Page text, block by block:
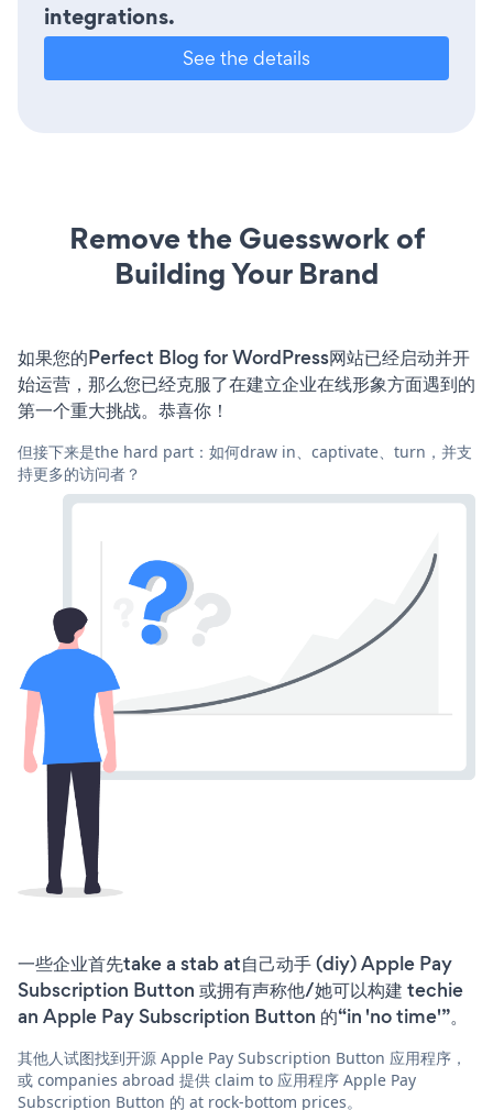
integrations.
See the details
Remove the Guesswork of
Building Your Brand
如果您的Perfect Blog for WordPress网站已经启动并开
始运营，那么您已经克服了在建立企业在线形象方面遇到的
第一个重大挑战。恭喜你！
但接下来是the hard part：如何draw in、captivate、turn，并支
持更多的访问者？
一些企业首先take a stab at自己动手 (diy) Apple Pay
Subscription Button 或拥有声称他/她可以构建 techie
an Apple Pay Subscription Button 的“in 'no time'”。
其他人试图找到开源 Apple Pay Subscription Button 应用程序，
或 companies abroad 提供 claim to 应用程序 Apple Pay
Subscription Button 的 at rock-bottom prices。